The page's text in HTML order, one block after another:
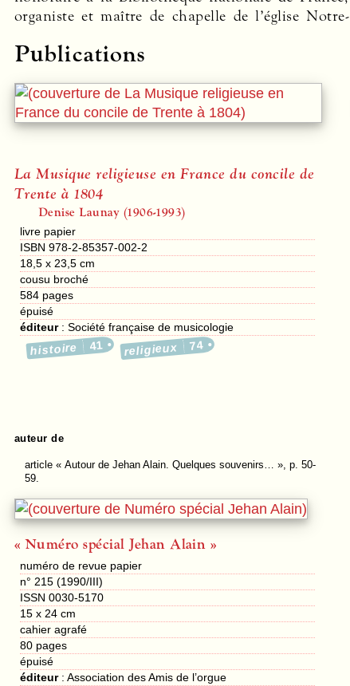
organiste et maître de chapelle de l’église Notre-
Publications
La Musique religieuse en France du concile de
Trente à 1804
Denise Launay (1906-1993)
livre papier
ISBN 978-2-85357-002-2
18,5 x 23,5 cm
cousu broché
584 pages
épuisé
éditeur:Société française de musicologie
histoire 41 religieux 74
auteur de
article« Autour de Jehan Alain. Quelques souvenirs… », p. 50-
59.
« Numéro spécial Jehan Alain »
numéro de revue papier
n° 215 (1990/III)
ISSN 0030-5170
15 x 24 cm
cahier agrafé
80 pages
épuisé
éditeur:Association des Amis de l’orgue